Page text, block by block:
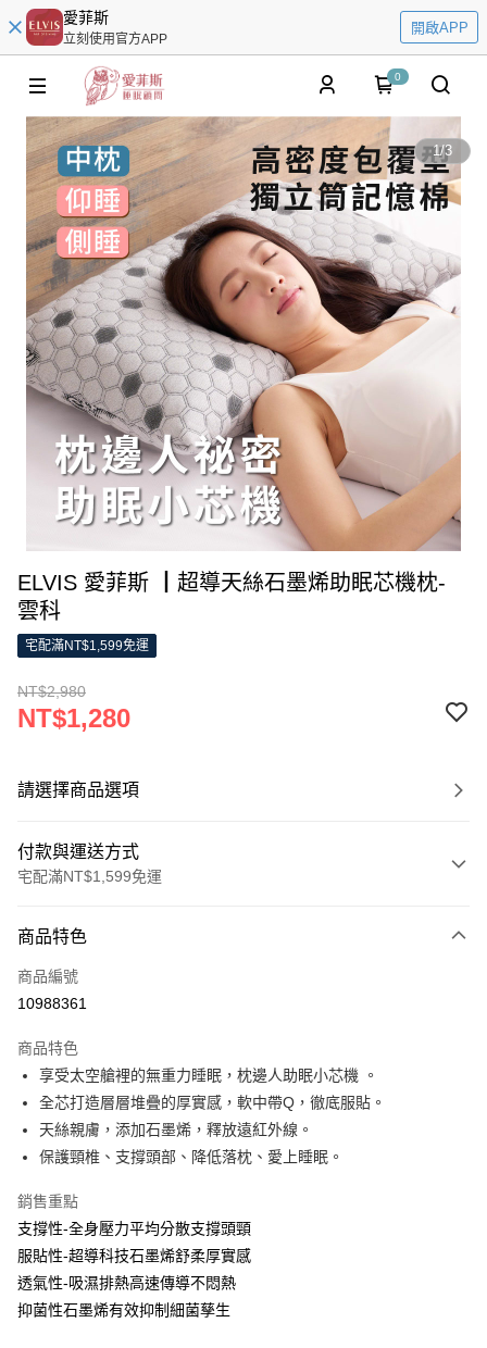
愛菲斯
立刻使用官方APP
開啟APP
0
1/3
ELVIS 愛菲斯 ┃超導天絲石墨烯助眠芯機枕-
雲科
宅配滿NT$1,599免運
NT$2,980
NT$1,280
請選擇商品選項
付款與運送方式
宅配滿NT$1,599免運
信用卡一次付款
LINE Pay
街口支付
全盈+PAY
運送方式
物流宅配
每筆NT$150，滿NT$1,599(含以上)免運費
商品特色
商品編號
10988361
商品特色
享受太空艙裡的無重力睡眠，枕邊人助眠小芯機 。
全芯打造層層堆疊的厚實感，軟中帶Q，徹底服貼。
天絲親膚，添加石墨烯，釋放遠紅外線。
保護頸椎、支撐頭部、降低落枕、愛上睡眠。
銷售重點
支撐性-全身壓力平均分散支撐頭頸
服貼性-超導科技石墨烯舒柔厚實感
透氣性-吸濕排熱高速傳導不悶熱
抑菌性石墨烯有效抑制細菌孳生